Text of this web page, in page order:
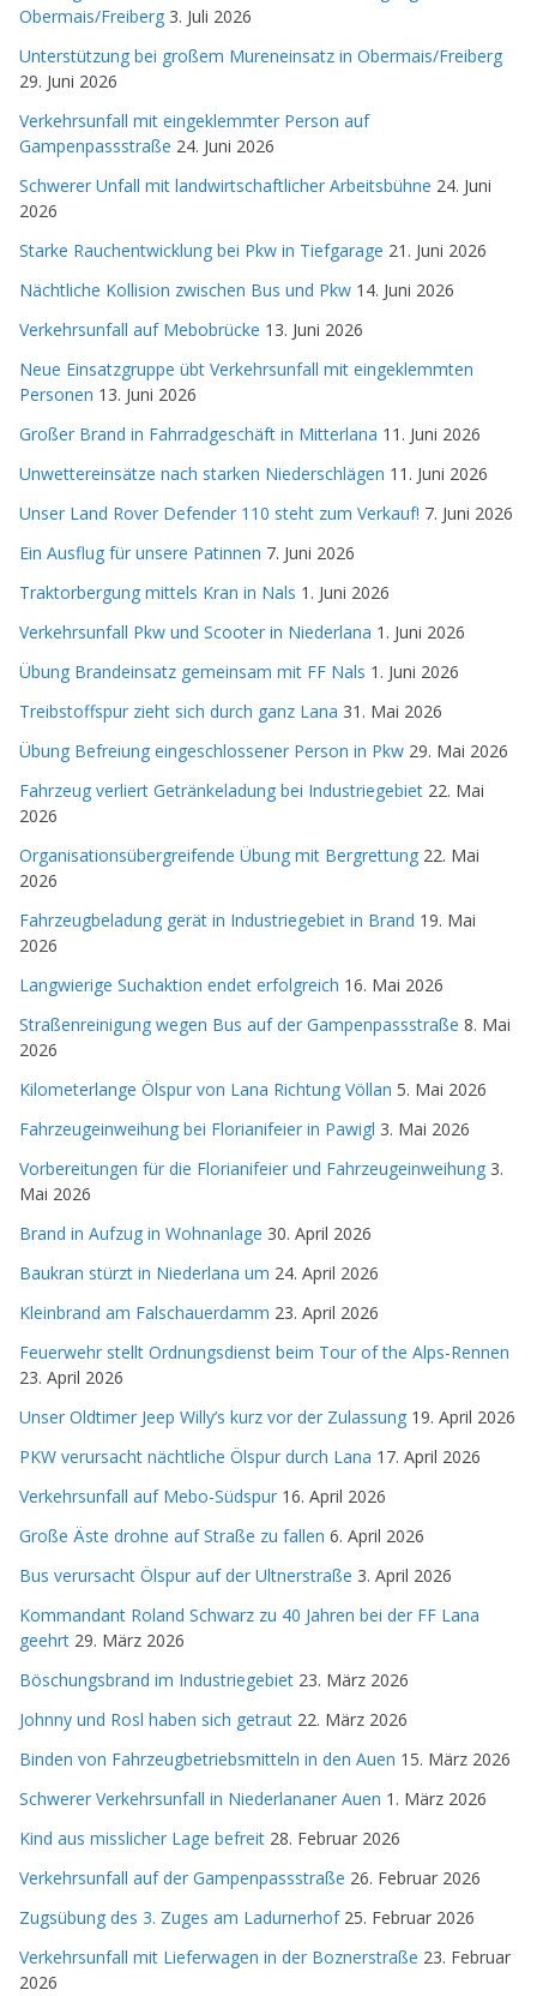
Obermais/Freiberg 3. Juli 2026
Unterstützung bei großem Mureneinsatz in Obermais/Freiberg
29. Juni 2026
Verkehrsunfall mit eingeklemmter Person auf
Gampenpassstraße 24. Juni 2026
Schwerer Unfall mit landwirtschaftlicher Arbeitsbühne 24. Juni
2026
Starke Rauchentwicklung bei Pkw in Tiefgarage 21. Juni 2026
Nächtliche Kollision zwischen Bus und Pkw 14. Juni 2026
Verkehrsunfall auf Mebobrücke 13. Juni 2026
Neue Einsatzgruppe übt Verkehrsunfall mit eingeklemmten
Personen 13. Juni 2026
Großer Brand in Fahrradgeschäft in Mitterlana 11. Juni 2026
Unwettereinsätze nach starken Niederschlägen 11. Juni 2026
Unser Land Rover Defender 110 steht zum Verkauf! 7. Juni 2026
Ein Ausflug für unsere Patinnen 7. Juni 2026
Traktorbergung mittels Kran in Nals 1. Juni 2026
Verkehrsunfall Pkw und Scooter in Niederlana 1. Juni 2026
Übung Brandeinsatz gemeinsam mit FF Nals 1. Juni 2026
Treibstoffspur zieht sich durch ganz Lana 31. Mai 2026
Übung Befreiung eingeschlossener Person in Pkw 29. Mai 2026
Fahrzeug verliert Getränkeladung bei Industriegebiet 22. Mai
2026
Organisationsübergreifende Übung mit Bergrettung 22. Mai
2026
Fahrzeugbeladung gerät in Industriegebiet in Brand 19. Mai
2026
Langwierige Suchaktion endet erfolgreich 16. Mai 2026
Straßenreinigung wegen Bus auf der Gampenpassstraße 8. Mai
2026
Kilometerlange Ölspur von Lana Richtung Völlan 5. Mai 2026
Fahrzeugeinweihung bei Florianifeier in Pawigl 3. Mai 2026
Vorbereitungen für die Florianifeier und Fahrzeugeinweihung 3.
Mai 2026
Brand in Aufzug in Wohnanlage 30. April 2026
Baukran stürzt in Niederlana um 24. April 2026
Kleinbrand am Falschauerdamm 23. April 2026
Feuerwehr stellt Ordnungsdienst beim Tour of the Alps-Rennen
23. April 2026
Unser Oldtimer Jeep Willy’s kurz vor der Zulassung 19. April 2026
PKW verursacht nächtliche Ölspur durch Lana 17. April 2026
Verkehrsunfall auf Mebo-Südspur 16. April 2026
Große Äste drohne auf Straße zu fallen 6. April 2026
Bus verursacht Ölspur auf der Ultnerstraße 3. April 2026
Kommandant Roland Schwarz zu 40 Jahren bei der FF Lana
geehrt 29. März 2026
Böschungsbrand im Industriegebiet 23. März 2026
Johnny und Rosl haben sich getraut 22. März 2026
Binden von Fahrzeugbetriebsmitteln in den Auen 15. März 2026
Schwerer Verkehrsunfall in Niederlananer Auen 1. März 2026
Kind aus misslicher Lage befreit 28. Februar 2026
Verkehrsunfall auf der Gampenpassstraße 26. Februar 2026
Zugsübung des 3. Zuges am Ladurnerhof 25. Februar 2026
Verkehrsunfall mit Lieferwagen in der Boznerstraße 23. Februar
2026